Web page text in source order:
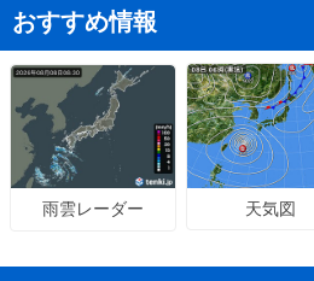
おすすめ情報
雨雲レーダー 天気図